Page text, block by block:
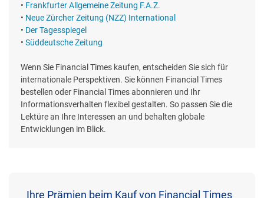
• Frankfurter Allgemeine Zeitung F.A.Z.
• Neue Zürcher Zeitung (NZZ) International
• Der Tagesspiegel
• Süddeutsche Zeitung
Wenn Sie Financial Times kaufen, entscheiden Sie sich für
internationale Perspektiven. Sie können Financial Times
bestellen oder Financial Times abonnieren und Ihr
Informationsverhalten flexibel gestalten. So passen Sie die
Lektüre an Ihre Interessen an und behalten globale
Entwicklungen im Blick.
Ihre Prämien beim Kauf von Financial Times